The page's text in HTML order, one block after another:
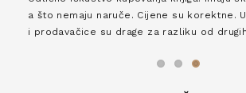
a što nemaju naruče. Cijene su korektne.
i prodavačice su drage za razliku od